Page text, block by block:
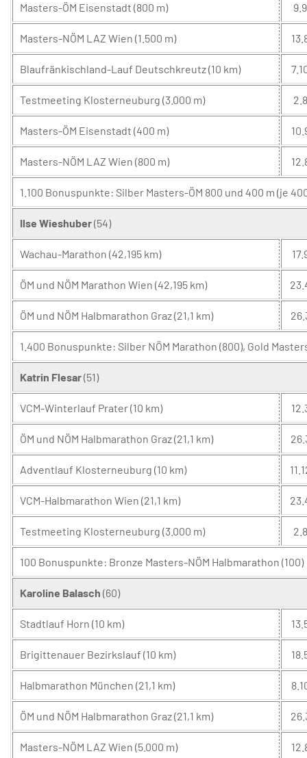
Masters-ÖM Eisenstadt (800 m)
Masters-NÖM LAZ Wien (1.500 m)
Blaufränkischland-Lauf Deutschkreutz (10 km)
Testmeeting Klosterneuburg (3.000 m)
Masters-ÖM Eisenstadt (400 m)
Masters-NÖM LAZ Wien (800 m)
1.100 Bonuspunkte: Silber Masters-ÖM 800 und 400 m (je
Ilse Wieshuber(54)
Wachau-Marathon (42,195 km)
ÖM und NÖM Marathon Wien (42,195 km)
ÖM und NÖM Halbmarathon Graz (21,1 km)
1.400 Bonuspunkte: Silber NÖM Marathon (800), Gold
Katrin Flesar(51)
VCM-Winterlauf Prater (10 km)
ÖM und NÖM Halbmarathon Graz (21,1 km)
Adventlauf Klosterneuburg (10 km)
VCM-Halbmarathon Wien (21,1 km)
Testmeeting Klosterneuburg (3.000 m)
100 Bonuspunkte: Bronze Masters-NÖM Halbmarathon (100)
Karoline Balasch (60)
Stadtlauf Horn (10 km)
Brigittenauer Bezirkslauf (10 km)
Halbmarathon München (21,1 km)
ÖM und NÖM Halbmarathon Graz (21,1 km)
Masters-NÖM LAZ Wien (5.000 m)